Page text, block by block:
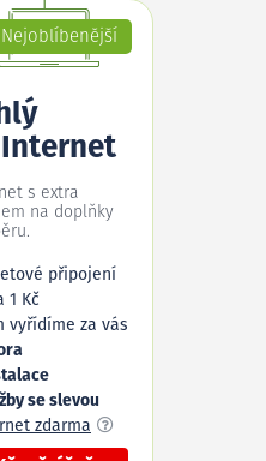
Nejoblíbenější
Internet
s extra
na doplňky
připojení
1 Kč
vyřídíme za vás
se slevou
zdarma